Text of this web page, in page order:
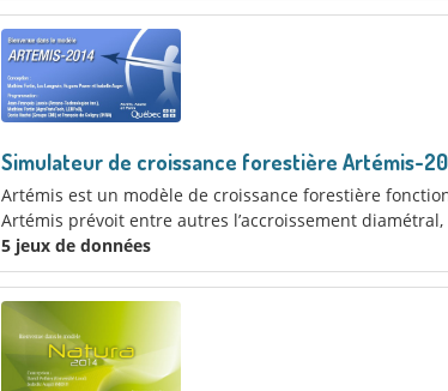
Simulateur de croissance forestière Artémis-
Artémis est un modèle de croissance forestière
Artémis prévoit entre autres l’accroissement
5 jeux de données